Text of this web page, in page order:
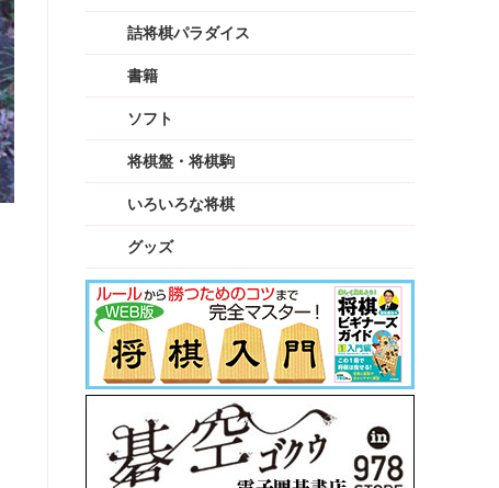
詰将棋パラダイス
書籍
ソフト
将棋盤・将棋駒
いろいろな将棋
グッズ